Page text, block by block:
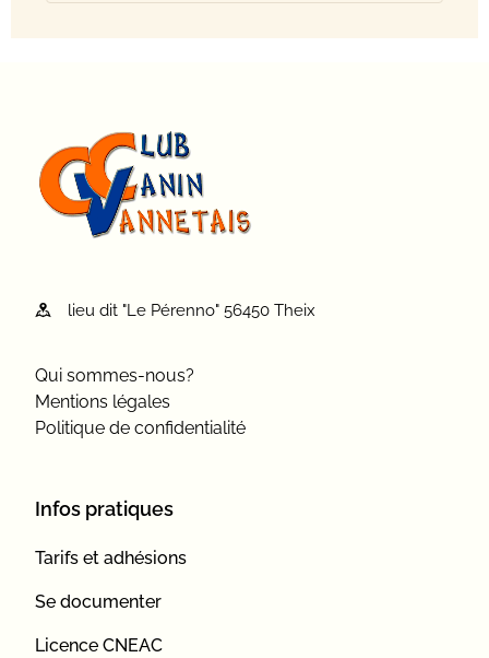
lieu dit "Le Pérenno" 56450 Theix
Qui sommes-nous?
Mentions légales
Politique de confidentialité
Infos pratiques
Tarifs et adhésions
Se documenter
Licence CNEAC